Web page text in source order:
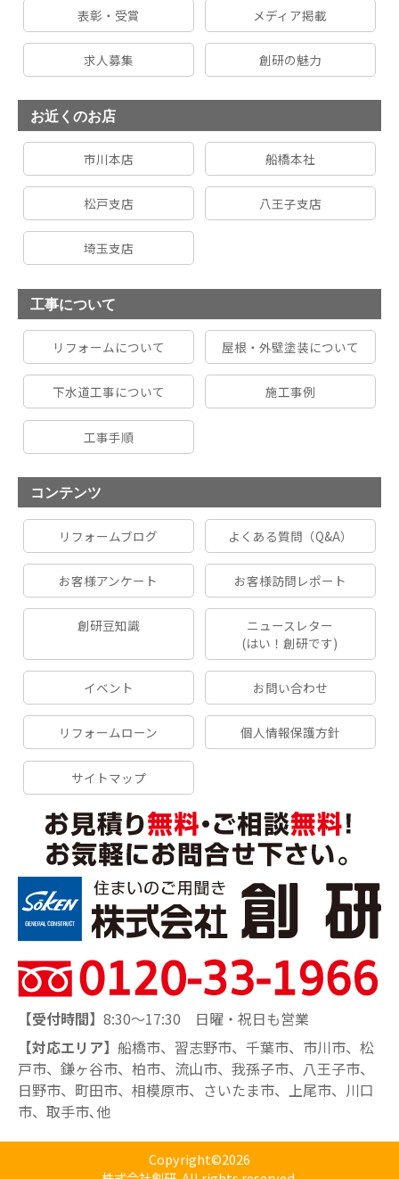
表彰・受賞 メディア掲載
求人募集 創研の魅力
お近くのお店
市川本店 船橋本社
松戸支店 八王子支店
埼玉支店
工事について
リフォームについて 屋根・外壁塗装について
下水道工事について 施工事例
工事手順
コンテンツ
リフォームブログ よくある質問（Q&A）
お客様アンケート お客様訪問レポート
創研豆知識
ニュースレター
(はい！創研です)
イベント お問い合わせ
リフォームローン 個人情報保護方針
サイトマップ
【受付時間】 8:30～17:30 日曜・祝日も営業
【対応エリア】 船橋市、習志野市、千葉市、市川市、松
戸市、鎌ヶ谷市、柏市、流山市、我孫子市、八王子市、
日野市、町田市、相模原市、さいたま市、上尾市、川口
市、取手市､他
Copyright©2026